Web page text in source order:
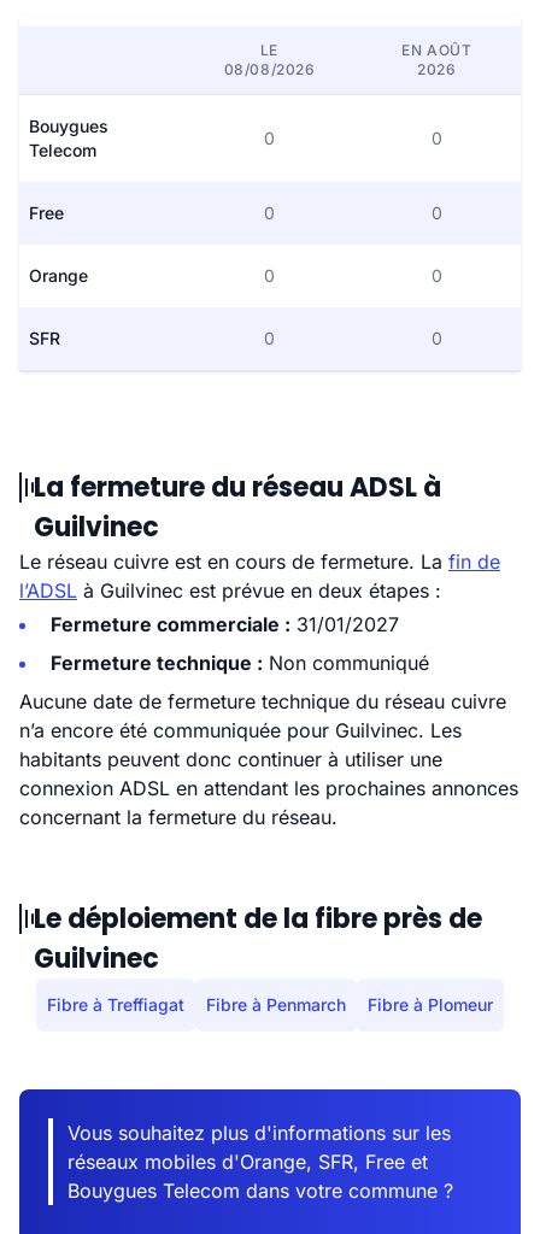
LE
08/08/2026
EN AOÛT
2026
Bouygues
Telecom
0 0
Free 0 0
Orange 0 0
SFR 0 0
La fermeture du réseau ADSL à
Guilvinec
Le réseau cuivre est en cours de fermeture. La fin de
l’ADSL à Guilvinec est prévue en deux étapes :
Fermeture commerciale : 31/01/2027
Fermeture technique : Non communiqué
Aucune date de fermeture technique du réseau cuivre
n’a encore été communiquée pour Guilvinec. Les
habitants peuvent donc continuer à utiliser une
connexion ADSL en attendant les prochaines annonces
concernant la fermeture du réseau.
Le déploiement de la fibre près de
Guilvinec
Fibre à Treffiagat Fibre à Penmarch Fibre à Plomeur
Vous souhaitez plus d'informations sur les
réseaux mobiles d'Orange, SFR, Free et
Bouygues Telecom dans votre commune ?